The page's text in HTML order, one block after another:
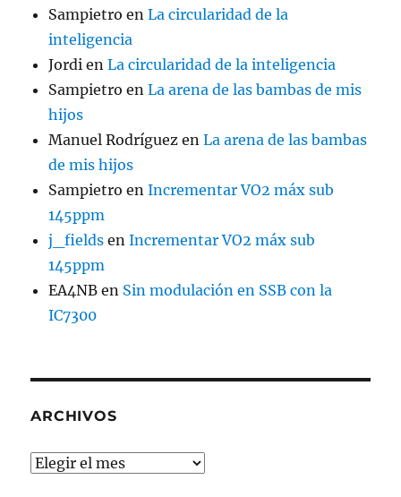
Sampietro enLa circularidad de la
inteligencia
Jordi enLa circularidad de la inteligencia
Sampietro enLa arena de las bambas de mis
hijos
Manuel Rodríguez enLa arena de las bambas
de mis hijos
Sampietro enIncrementar VO2 máx sub
145ppm
j_fields enIncrementar VO2 máx sub
145ppm
EA4NB en Sin modulación en SSB con la
IC7300
ARCHIVOS
Archivos